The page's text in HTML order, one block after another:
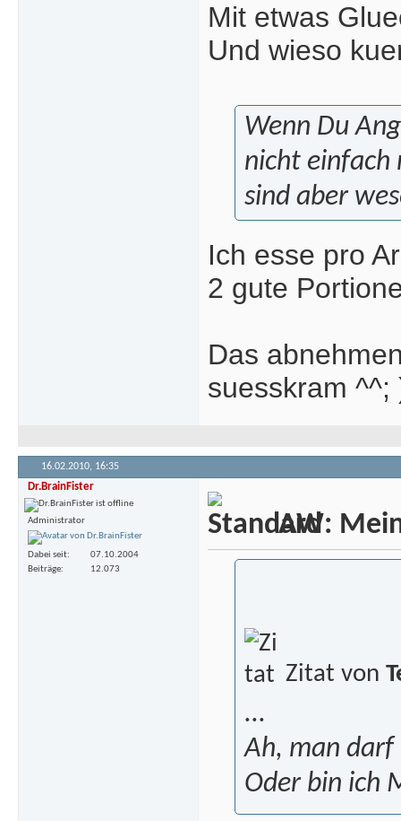
Mit etwas
Und wieso
Wenn Du
nicht einfach
sind aber
Ich esse pro
2 gute
Das
suesskram
16.02.2010, 16:35
Dr.BrainFister
Administrator
Dabei seit
07.10.2004
Beiträge
12.073
AW:
Zitat von
...
Ah, man darf
Oder bin ich